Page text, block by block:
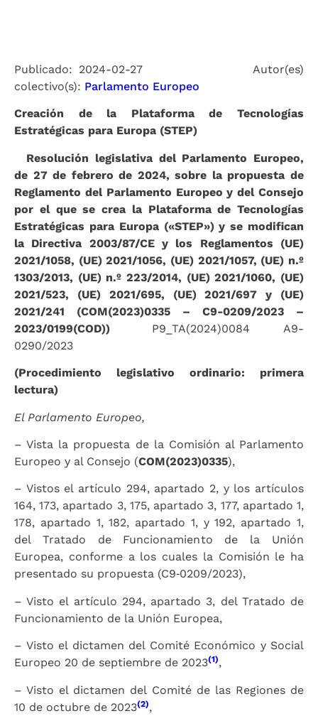
Publicado: 2024-02-27 Autor(es)
colectivo(s): Parlamento Europeo
Creación de la Plataforma de Tecnologías
Estratégicas para Europa (STEP)
Resolución legislativa del Parlamento Europeo,
de 27 de febrero de 2024, sobre la propuesta de
Reglamento del Parlamento Europeo y del Consejo
por el que se crea la Plataforma de Tecnologías
Estratégicas para Europa («STEP») y se modifican
la Directiva 2003/87/CE y los Reglamentos (UE)
2021/1058, (UE) 2021/1056, (UE) 2021/1057, (UE) n.º
1303/2013, (UE) n.º 223/2014, (UE) 2021/1060, (UE)
2021/523, (UE) 2021/695, (UE) 2021/697 y (UE)
2021/241 (COM(2023)0335 – C9-0209/2023 –
2023/0199(COD))
P9_TA(2024)0084 A9-
0290/2023
(Procedimiento legislativo ordinario: primera
lectura)
El Parlamento Europeo,
– Vista la propuesta de la Comisión al Parlamento
Europeo y al Consejo (COM(2023)0335),
– Vistos el artículo 294, apartado 2, y los artículos
164, 173, apartado 3, 175, apartado 3, 177, apartado 1,
178, apartado 1, 182, apartado 1, y 192, apartado 1,
del Tratado de Funcionamiento de la Unión
Europea, conforme a los cuales la Comisión le ha
presentado su propuesta (C9‑0209/2023),
– Visto el artículo 294, apartado 3, del Tratado de
Funcionamiento de la Unión Europea,
– Visto el dictamen del Comité Económico y Social
Europeo 20 de septiembre de 2023(1),
– Visto el dictamen del Comité de las Regiones de
10 de octubre de 2023(2),